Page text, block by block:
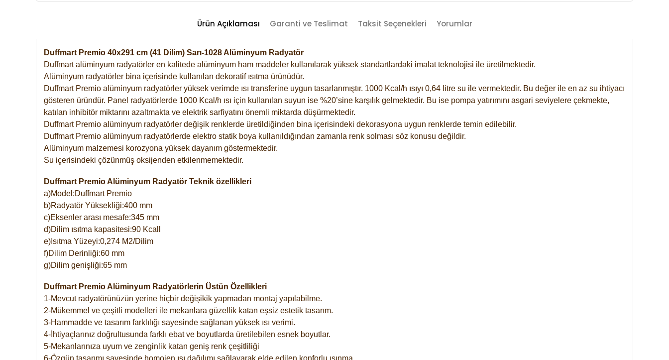
Ürün Açıklaması Garanti ve Teslimat Taksit Seçenekleri Yorumlar
Duffmart Premio 40x291 cm (41 Dilim) Sarı-1028 Alüminyum Radyatör
Duffmart alüminyum radyatörler en kalitede alüminyum ham maddeler kullanılarak yüksek standartlardaki imalat teknolojisi ile üretilmektedir.
Alüminyum radyatörler bina içerisinde kullanılan dekoratif ısıtma ürünüdür.
Duffmart Premio alüminyum radyatörler yüksek verimde ısı transferine uygun tasarlanmıştır. 1000 Kcal/h ısıyı 0,64 litre su ile vermektedir. Bu değer ile en az su ihtiyacı
gösteren üründür. Panel radyatörlerde 1000 Kcal/h ısı için kullanılan suyun ise %20’sine karşılık gelmektedir. Bu ise pompa yatırımını asgari seviyelere çekmekte,
katılan inhibitör miktarını azaltmakta ve elektrik sarfiyatını önemli miktarda düşürmektedir.
Duffmart Premio alüminyum radyatörler değişik renklerde üretildiğinden bina içerisindeki dekorasyona uygun renklerde temin edilebilir.
Duffmart Premio alüminyum radyatörlerde elektro statik boya kullanıldığından zamanla renk solması söz konusu değildir.
Alüminyum malzemesi korozyona yüksek dayanım göstermektedir.
Su içerisindeki çözünmüş oksijenden etkilenmemektedir.
Duffmart Premio Alüminyum Radyatör Teknik özellikleri
a)Model:Duffmart Premio
b)Radyatör Yüksekliği:400 mm
c)Eksenler arası mesafe:345 mm
d)Dilim ısıtma kapasitesi:90 Kcall
e)Isıtma Yüzeyi:0,274 M2/Dilim
f)Dilim Derinliği:60 mm
g)Dilim genişliği:65 mm
Duffmart Premio Alüminyum Radyatörlerin Üstün Özellikleri
1-Mevcut radyatörünüzün yerine hiçbir değişikik yapmadan montaj yapılabilme.
2-Mükemmel ve çeşitli modelleri ile mekanlara güzellik katan eşsiz estetik tasarım.
3-Hammadde ve tasarım farklılığı sayesinde sağlanan yüksek ısı verimi.
4-İhtiyaçlarınız doğrultusunda farklı ebat ve boyutlarda üretilebilen esnek boyutlar.
5-Mekanlarınıza uyum ve zenginlik katan geniş renk çeşitliliği
6-Özgün tasarımı sayesinde homojen ısı dağılımı sağlayarak elde edilen konforlu ısınma